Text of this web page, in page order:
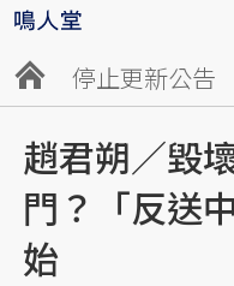
停止更新公告
趙君朔／毀
門？「反送
始